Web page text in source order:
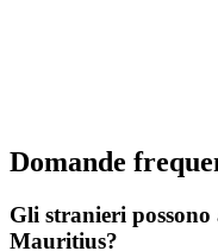
Domande
Gli stranieri
Mauritius?